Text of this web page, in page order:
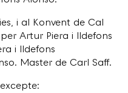
i al Konvent de Cal
Artur Piera i Ildefons
i Ildefons
Master de Carl Saff.